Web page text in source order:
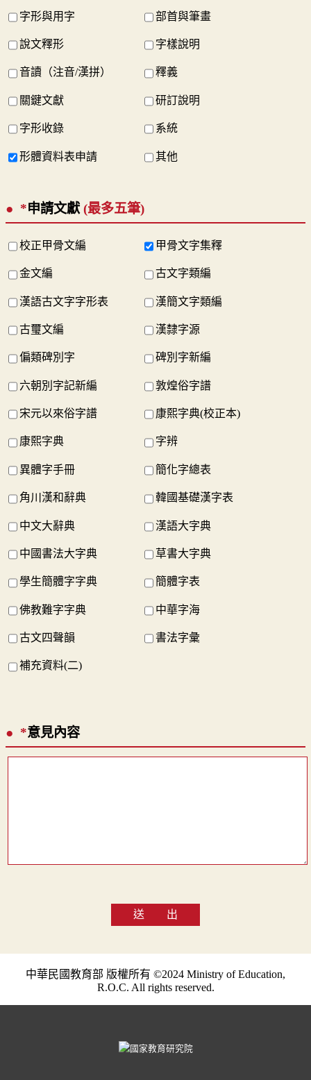
字形與用字 部首與筆畫
說文釋形 字樣說明
音讀（注音/漢拼） 釋義
關鍵文獻 研訂說明
字形收錄 系統
形體資料表申請 其他
*申請文獻(最多五筆)
校正甲骨文編 甲骨文字集釋
金文編 古文字類編
漢語古文字字形表 漢簡文字類編
古璽文編 漢隸字源
偏類碑別字 碑別字新編
六朝別字記新編 敦煌俗字譜
宋元以來俗字譜 康熙字典(校正本)
康熙字典 字辨
異體字手冊 簡化字總表
角川漢和辭典 韓國基礎漢字表
中文大辭典 漢語大字典
中國書法大字典 草書大字典
學生簡體字字典 簡體字表
佛教難字字典 中華字海
古文四聲韻 書法字彙
補充資料(二)
*意見內容
送 出
中華民國教育部 版權所有 ©2024 Ministry of Education,
R.O.C. All rights reserved.